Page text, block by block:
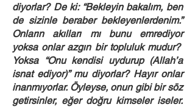
diyorlar? De ki: “Bekleyin bakalım, ben
de sizinle beraber bekleyenlerdenim.”
Onların akılları mı bunu emrediyor
yoksa onlar azgın bir topluluk mudur?
Yoksa “Onu kendisi uydurup (Allah’a
isnat ediyor)” mu diyorlar? Hayır onlar
inanmıyorlar. Öyleyse, onun gibi bir söz
getirsinler, eğer doğru kimseler iseler.